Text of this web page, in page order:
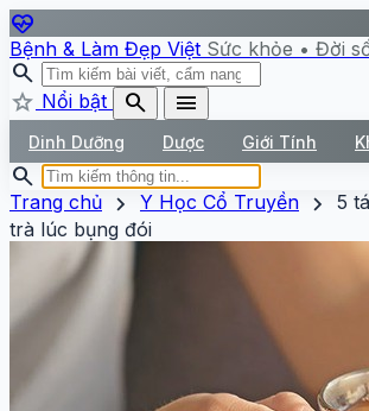
ecg_heart
Bệnh & Làm Đẹp Việt Sức khỏe • Đời
search
star Nổi bật search menu
Dinh Dưỡng Dược Giới Tính
search
Trang chủ chevron_right Y Học Cổ Truyền chevron_right
5
trà lúc bụng đói